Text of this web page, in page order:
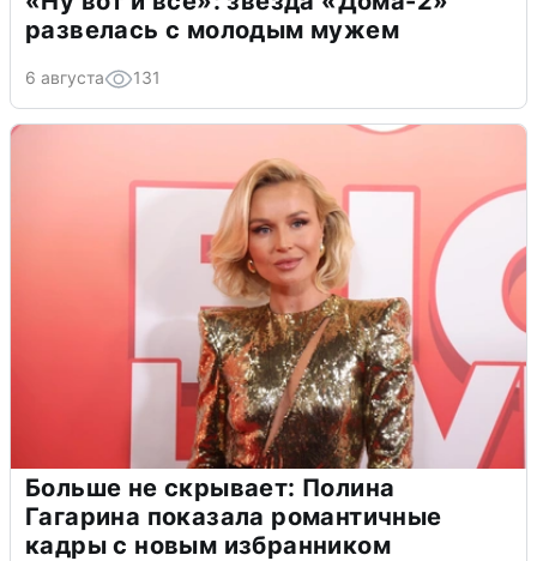
развелась с молодым мужем
6 августа 131
Больше не скрывает: Полина
Гагарина показала романтичные
кадры с новым избранником